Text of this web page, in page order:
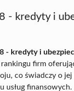
- kredyty i
- kredyty i
rankingu firm
co świadczy o jej
usług finansowych.